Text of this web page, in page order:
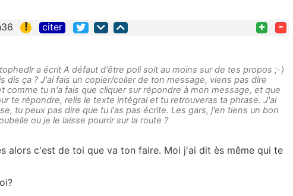
! citer + -
a écrit A défaut d'être poli soit au moins sur de tes propos ;-)
dis ça ? J'ai fais un copier/coller de ton message, viens pas dire
comme tu n'a fais que cliquer sur répondre à mon message, et que
te répondre, relis le texte intégral et tu retrouveras ta phrase. J'ai
tu peux pas dire que tu l'as pas écrite. Les gars, j'en tiens un bon
ou je le laisse pourrir sur la route ?
alors c'est de toi que va ton faire. Moi j'ai dit ès même qui te